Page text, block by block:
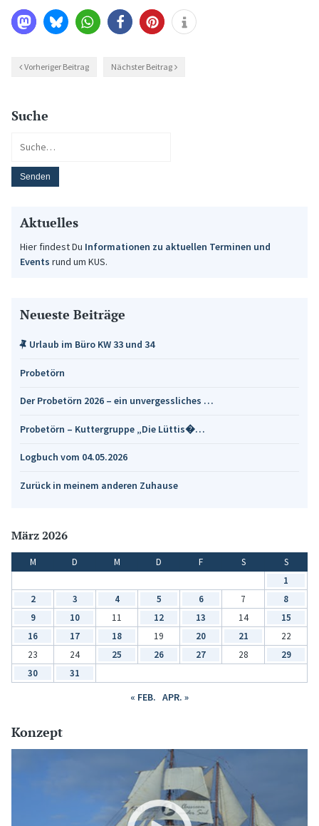
Vorheriger Beitrag Nächster Beitrag
Suche
Aktuelles
Hier findest Du Informationen zu aktuellen Terminen und
Events rund um KUS.
Neueste Beiträge
Urlaub im Büro KW 33 und 34
Probetörn
Der Probetörn 2026 – ein unvergessliches …
Probetörn – Kuttergruppe „Die Lüttis�…
Logbuch vom 04.05.2026
Zurück in meinem anderen Zuhause
März 2026
M D M D F S
S
1
2
3 4 5 6 7
8
9
10 11 12 13 14
15
16
17 18 19 20 21
22
23
24 25 26 27 28
29
30
31
« FEB. APR. »
Konzept